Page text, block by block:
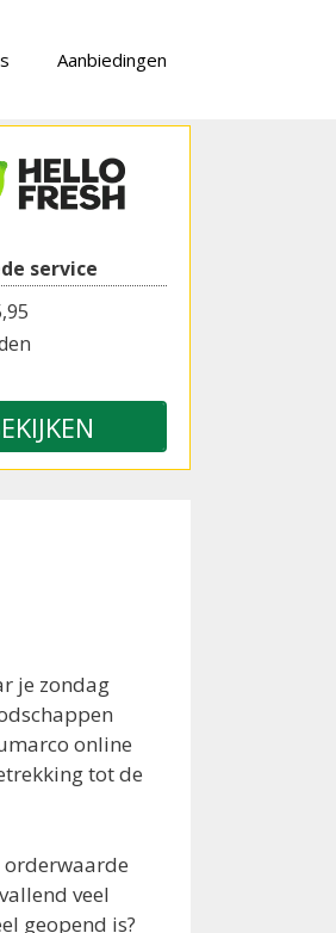
Aanbiedingen
service
je zondag
online
tot de
orderwaarde
veel
geopend is?